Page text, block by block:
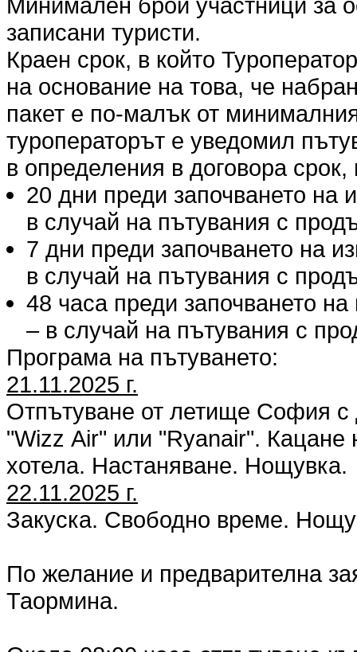
записани туристи.
Краен срок, в който
на основание на това, че
пакет е по-малък от
туроператорът е уведомил
в определения в договора
20 дни преди започването на
в случай на пътувания с
7 дни преди започването на
в случай на пътувания с
48 часа преди започването
– в случай на пътувания с
Програма на пътуването:
21.11.2025 г.
Отпътуване от летище София с
"Wizz Аir" или "Ryanair".
хотела. Настаняване. Нощувка.
22.11.2025 г.
Закуска. Свободно време.
По желание и предварителна
Таормина.